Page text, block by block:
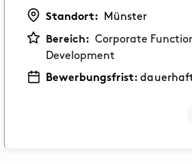
Standort: Münster
Bereich: Corporate
Development
Bewerbungsfrist: